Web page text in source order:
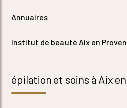
Annuaires
Institut de beauté Aix en
épilation et soins à Aix